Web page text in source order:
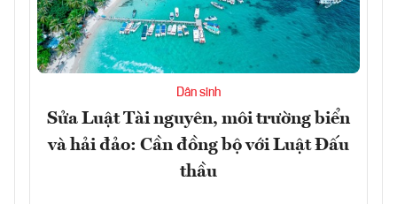
Dân sinh
Sửa Luật Tài nguyên, môi trường biển
và hải đảo: Cần đồng bộ với Luật Đấu
thầu